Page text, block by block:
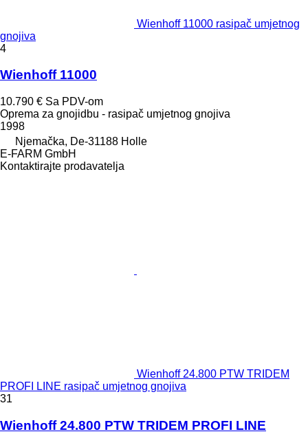
Wienhoff 11000 rasipač umjetnog
gnojiva
4
Wienhoff 11000
10.790 € Sa PDV-om
Oprema za gnojidbu - rasipač umjetnog gnojiva
1998
Njemačka, De-31188 Holle
E-FARM GmbH
Kontaktirajte prodavatelja
Wienhoff 24.800 PTW TRIDEM
PROFI LINE rasipač umjetnog gnojiva
31
Wienhoff 24.800 PTW TRIDEM PROFI LINE